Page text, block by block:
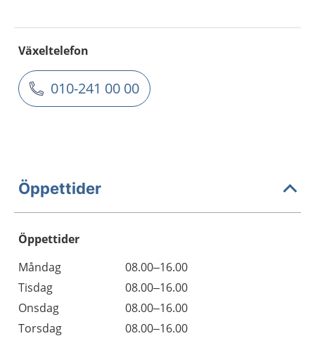
Växeltelefon
010-241 00 00
Öppettider
Öppettider
Dag
Öppettider
Kommentarer
Måndag
08.00–16.00
Tisdag
08.00–16.00
Onsdag
08.00–16.00
Torsdag
08.00–16.00